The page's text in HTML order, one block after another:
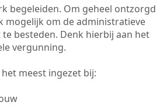
begeleiden. Om geheel ontzorgd
mogelijk om de administratieve
besteden. Denk hierbij aan het
vergunning.
meest ingezet bij: